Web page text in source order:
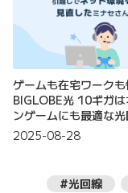
ゲームも在宅ワークも
BIGLOBE光 10ギガ
ンゲームにも最適な
2025-08-28
#光回線